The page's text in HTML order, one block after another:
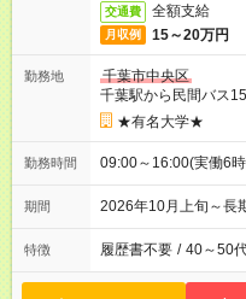
交通費 全額支給
月収例 15～20万円
勤務地
千葉市中央区
千葉駅から民間バス
★有名大学★
勤務時間 09:00～16:00(実働6
期間 2026年10月上旬～
特徴 履歴書不要 / 40～50